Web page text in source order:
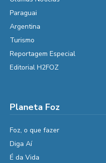
Paraguai
Argentina
Turismo
Reportagem Especial
Editorial H2FOZ
Planeta Foz
Foz, o que fazer
Diga Aí
É da Vida